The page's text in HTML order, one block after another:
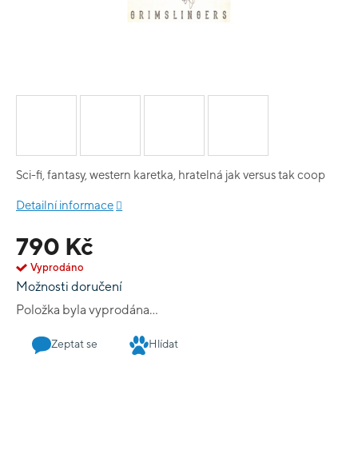
790 Kč
Vyprodáno
Možnosti doručení
Položka byla vyprodána…
Sci-fi, fantasy, western karetka, hratelná jak versus tak coop
Detailní informace
Zeptat se Hlídat